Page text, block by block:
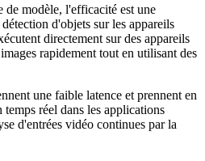
modèle, l'efficacité est une
d'objets sur les appareils
directement sur des appareils
rapidement tout en utilisant des
une faible latence et prennent en
réel dans les applications
d'entrées vidéo continues par la